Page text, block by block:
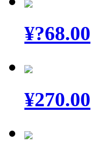
¥?68.00
¥270.00